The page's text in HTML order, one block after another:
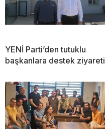
YENİ Parti’den tutuklu
başkanlara destek ziyareti